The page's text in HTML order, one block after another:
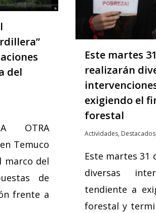
del
OTRA
Temuco
marco del
de
frente a
Este martes
realizarán
exigiendo el
forestal
Actividades, Destacados,
Este martes 31
diversas
tendiente a
forestal y